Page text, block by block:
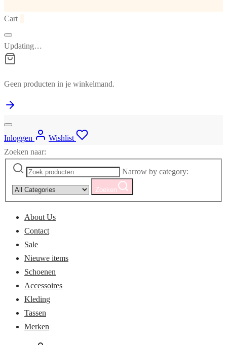
Cart
Updating…
Geen producten in je winkelmand.
Inloggen
Wishlist
Zoeken naar:
Narrow by category:
Zoeken
About Us
Contact
Sale
Nieuwe items
Schoenen
Accessoires
Kleding
Tassen
Merken